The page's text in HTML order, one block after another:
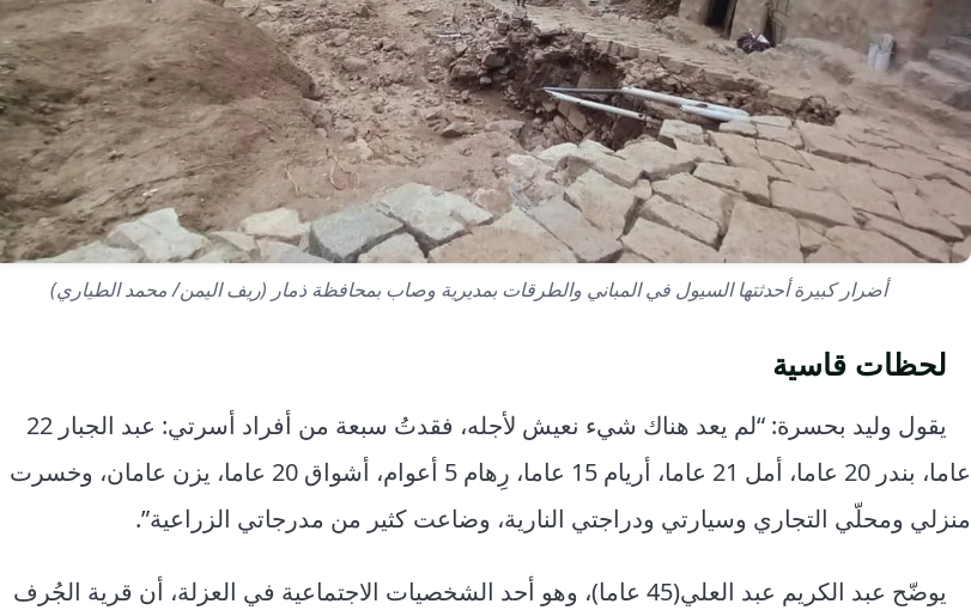
أضرار كبيرة أحدثتها السيول في المباني والطرقات بمديرية وصاب بمحافظة ذمار (ريف اليمن/ محمد الطياري)
لحظات قاسية
يقول وليد بحسرة: “لم يعد هناك شيء نعيش لأجله، فقدتُ سبعة من أفراد أسرتي: عبد الجبار 22
عاما، بندر 20 عاما، أمل 21 عاما، أريام 15 عاما، رِهام 5 أعوام، أشواق 20 عاما، يزن عامان، وخسرت
منزلي ومحلّي التجاري وسيارتي ودراجتي النارية، وضاعت كثير من مدرجاتي الزراعية”.
يوضّح عبد الكريم عبد العلي(45 عاما)، وهو أحد الشخصيات الاجتماعية في العزلة، أن قرية الجُرف